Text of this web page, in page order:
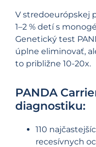
V stredoeurópskej
1–2 % detí s
Genetický test
úplne eliminovať,
to približne 10-20x.
PANDA
diagnostiku:
110
recesívnych